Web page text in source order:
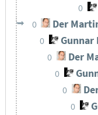
0
0 Der
0 Gunnar
0 Der
0
0
0